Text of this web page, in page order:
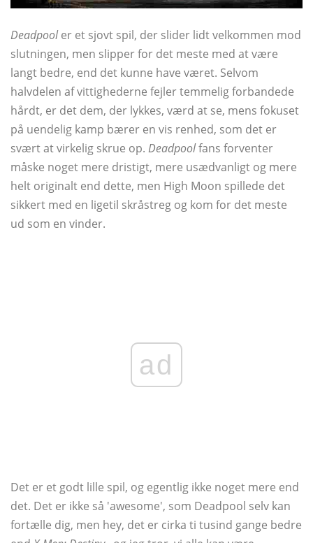
Deadpooler et sjovt spil, der slider lidt velkommen mod
slutningen, men slipper for det meste med at være
langt bedre, end det kunne have været. Selvom
halvdelen af ​​vittighederne fejler temmelig forbandede
hårdt, er det dem, der lykkes, værd at se, mens fokuset
på uendelig kamp bærer en vis renhed, som det er
svært at virkelig skrue op. Deadpoolfans forventer
måske noget mere dristigt, mere usædvanligt og mere
helt originalt end dette, men High Moon spillede det
sikkert med en ligetil skråstreg og kom for det meste
ud som en vinder.
ad
Det er et godt lille spil, og egentlig ikke noget mere end
det. Det er ikke så 'awesome', som Deadpool selv kan
fortælle dig, men hey, det er cirka ti tusind gange bedre